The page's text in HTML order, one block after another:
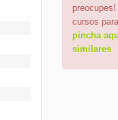
cursos
pincha
similares